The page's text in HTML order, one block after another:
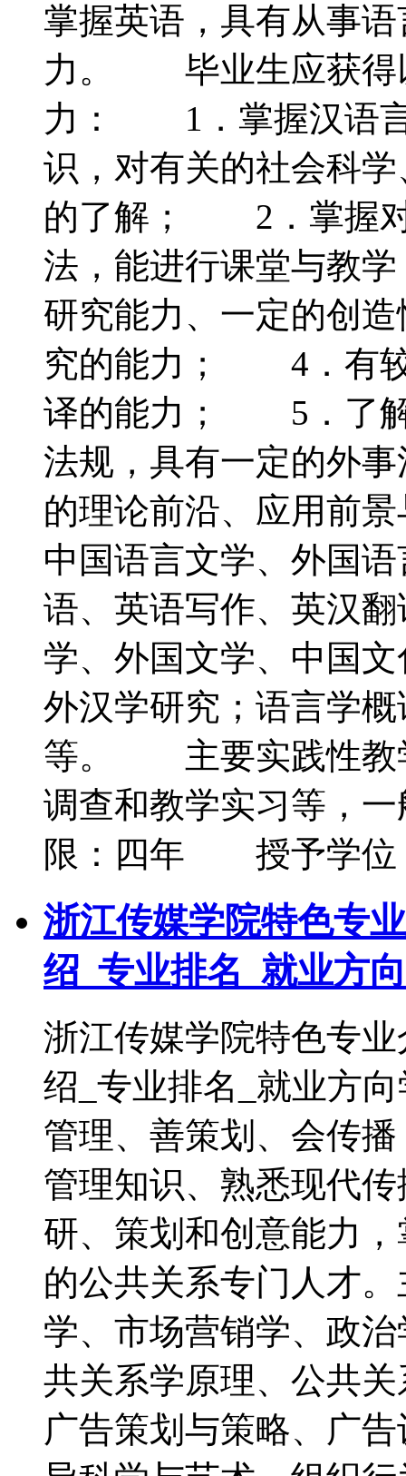
掌握英语，具有从事
力。 毕业生应获得
力： 1．掌握汉语言
识，对有关的社会科
的了解； 2．掌握对
法，能进行课堂与教
研究能力、一定的创
究的能力； 4．有较
译的能力； 5．了解
法规，具有一定的外
的理论前沿、应用前
中国语言文学、外国
语、英语写作、英汉
学、外国文学、中国
外汉学研究；语言学
等。 主要实践性教
调查和教学实习等，
限：四年 授予学位
浙江传媒学院特色专
绍_专业排名_就业方向
浙江传媒学院特色专
绍_专业排名_就业方
管理、善策划、会传
管理知识、熟悉现代
研、策划和创意能力
的公共关系专门人才
学、市场营销学、政
共关系学原理、公共
广告策划与策略、广